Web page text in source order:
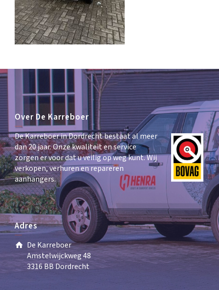
Over De Karreboer
De Karreboer in Dordrecht bestaat al meer
dan 20 jaar. Onze kwaliteit en service
zorgen er voor dat u veilig op weg kunt. Wij
verkopen, verhuren en repareren
aanhangers.
Adres
De Karreboer
Amstelwijckweg 48
3316 BB Dordrecht